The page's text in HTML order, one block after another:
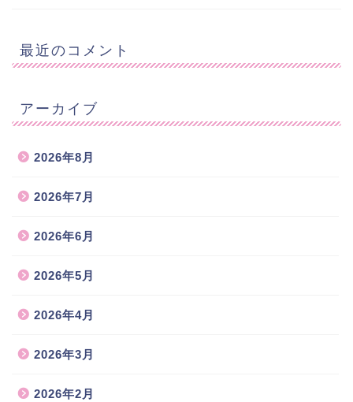
最近のコメント
アーカイブ
2026年8月
2026年7月
2026年6月
2026年5月
2026年4月
2026年3月
2026年2月